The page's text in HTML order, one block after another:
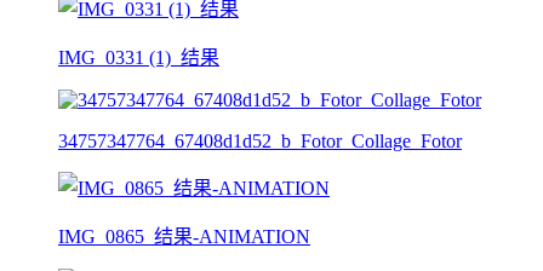
IMG_0331 (1)_结果
34757347764_67408d1d52_b_Fotor_Collage_Fotor
IMG_0865_结果-ANIMATION